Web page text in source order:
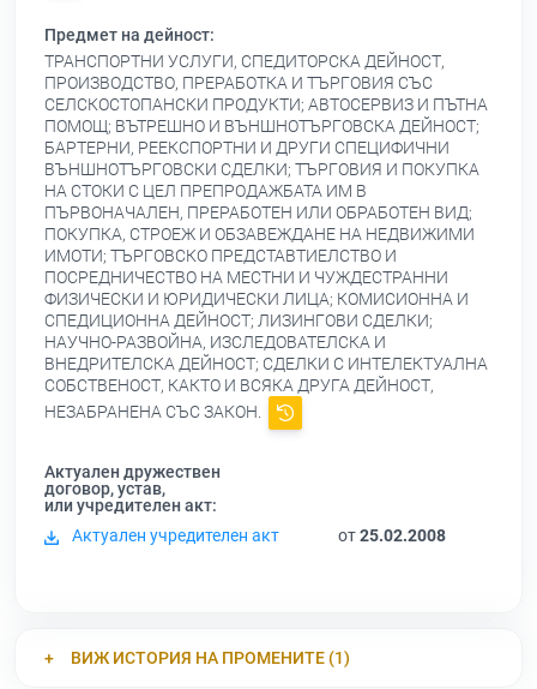
Предмет на дейност:
ТРАНСПОРТНИ УСЛУГИ, СПЕДИТОРСКА ДЕЙНОСТ,
ПРОИЗВОДСТВО, ПРЕРАБОТКА И ТЪРГОВИЯ СЪС
СЕЛСКОСТОПАНСКИ ПРОДУКТИ; АВТОСЕРВИЗ И ПЪТНА
ПОМОЩ; ВЪТРЕШНО И ВЪНШНОТЪРГОВСКА ДЕЙНОСТ;
БАРТЕРНИ, РЕЕКСПОРТНИ И ДРУГИ СПЕЦИФИЧНИ
ВЪНШНОТЪРГОВСКИ СДЕЛКИ; ТЪРГОВИЯ И ПОКУПКА
НА СТОКИ С ЦЕЛ ПРЕПРОДАЖБАТА ИМ В
ПЪРВОНАЧАЛЕН, ПРЕРАБОТЕН ИЛИ ОБРАБОТЕН ВИД;
ПОКУПКА, СТРОЕЖ И ОБЗАВЕЖДАНЕ НА НЕДВИЖИМИ
ИМОТИ; ТЪРГОВСКО ПРЕДСТАВТИЕЛСТВО И
ПОСРЕДНИЧЕСТВО НА МЕСТНИ И ЧУЖДЕСТРАННИ
ФИЗИЧЕСКИ И ЮРИДИЧЕСКИ ЛИЦА; КОМИСИОННА И
СПЕДИЦИОННА ДЕЙНОСТ; ЛИЗИНГОВИ СДЕЛКИ;
НАУЧНО-РАЗВОЙНА, ИЗСЛЕДОВАТЕЛСКА И
ВНЕДРИТЕЛСКА ДЕЙНОСТ; СДЕЛКИ С ИНТЕЛЕКТУАЛНА
СОБСТВЕНОСТ, КАКТО И ВСЯКА ДРУГА ДЕЙНОСТ,
НЕЗАБРАНЕНА СЪС ЗАКОН.
Актуален дружествен
договор, устав,
или учредителен акт:
Актуален учредителен акт
от25.02.2008
ВИЖ ИСТОРИЯ НА ПРОМЕНИТЕ (1)